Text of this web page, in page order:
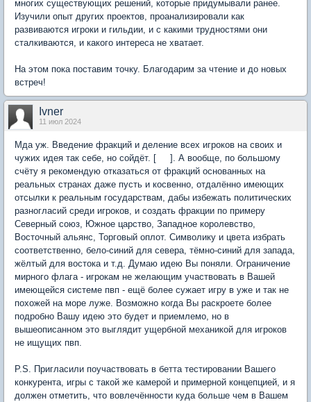
многих существующих решений, которые придумывали ранее.
Изучили опыт других проектов, проанализировали как
развиваются игроки и гильдии, и с какими трудностями они
сталкиваются, и какого интереса не хватает.
На этом пока поставим точку. Благодарим за чтение и до новых
встреч!
Ivner
11 июл 2024
Мда уж. Введение фракций и деление всех игроков на своих и
чужих идея так себе, но сойдёт. [ ]. А вообще, по большому
счёту я рекомендую отказаться от фракций основанных на
реальных странах даже пусть и косвенно, отдалённо имеющих
отсылки к реальным государствам, дабы избежать политических
разногласий среди игроков, и создать фракции по примеру
Северный союз, Южное царство, Западное королевство,
Восточный альянс, Торговый оплот. Символику и цвета избрать
соответственно, бело-синий для севера, тёмно-синий для запада,
жёлтый для востока и т.д. Думаю идею Вы поняли. Ограничение
мирного флага - игрокам не желающим участвовать в Вашей
имеющейся системе пвп - ещё более сужает игру в уже и так не
похожей на море луже. Возможно когда Вы раскроете более
подробно Вашу идею это будет и приемлемо, но в
вышеописанном это выглядит ущербной механикой для игроков
не ищущих пвп.
P.S. Пригласили поучаствовать в бетта тестировании Вашего
конкурента, игры с такой же камерой и примерной концепцией, и я
должен отметить, что вовлечённости куда больше чем в Вашем